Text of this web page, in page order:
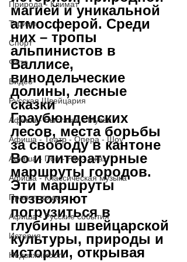
Природа - Климат
Туризм
Спорт
Фото
Видео
Русская Швейцария
Афиша - Выставки - Музеи
Афиша - Театр - Опера - Шоу
Афиша - Поп - Рок - Джаз
Афиша - Классическая музыка
Правопорядок
Афиша - Русские события
История
Недвижимость
магией и уникальной
атмосферой. Среди
них – тропы
альпинистов в
Валлисе,
винодельческие
долины, лесные
сказки
Граубюнденских
лесов, места борьбы
за свободу в кантоне
Во и литературные
маршруты городов.
Эти маршруты
позволяют
погрузиться в
глубины швейцарской
культуры, природы и
истории, открывая